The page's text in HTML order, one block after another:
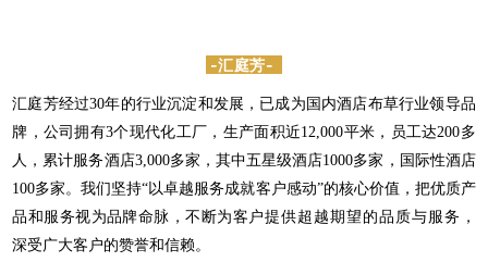
-汇庭芳-
汇庭芳经过30年的行业沉淀和发展，已成为国内酒店布草行业领导品
牌，公司拥有3个现代化工厂，生产面积近12,000平米，员工达200多
人，累计服务酒店3,000多家，其中五星级酒店1000多家，国际性酒店
100多家。我们坚持“以卓越服务成就客户感动”的核心价值，把优质产
品和服务视为品牌命脉，不断为客户提供超越期望的品质与服务 ，
深受广大客户的赞誉和信赖。